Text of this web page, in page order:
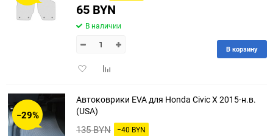
65 BYN
В наличии
ДобавитьДобавить
В корзину
−29%
Автоковрики EVA для Honda Civic X 2015-н.в.
(USA)
135 BYN −40 BYN